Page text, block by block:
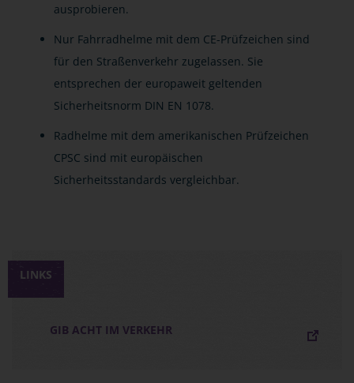
ausprobieren.
Nur Fahrradhelme mit dem CE-Prüfzeichen sind
für den Straßenverkehr zugelassen. Sie
entsprechen der europaweit geltenden
Sicherheitsnorm DIN EN 1078.
Radhelme mit dem amerikanischen Prüfzeichen
CPSC sind mit europäischen
Sicherheitsstandards vergleichbar.
LINKS
GIB ACHT IM VERKEHR